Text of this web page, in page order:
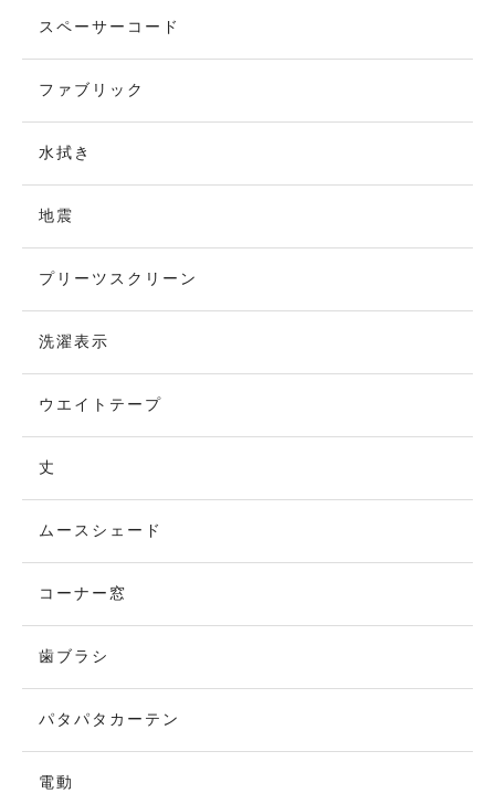
スペーサーコード
ファブリック
水拭き
地震
プリーツスクリーン
洗濯表示
ウエイトテープ
丈
ムースシェード
コーナー窓
歯ブラシ
パタパタカーテン
電動